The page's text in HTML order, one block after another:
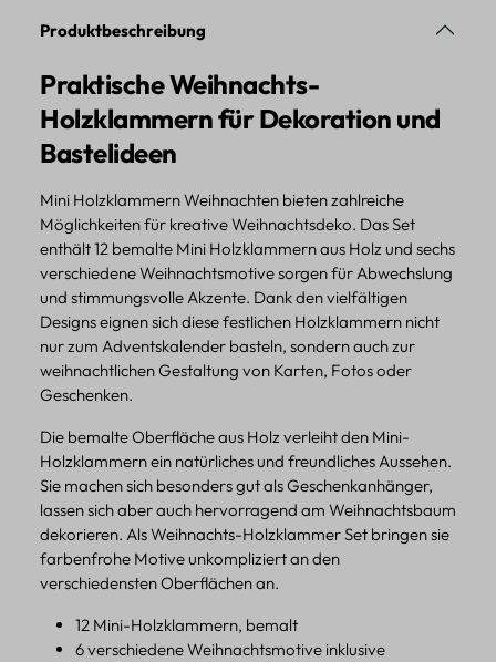
Produktbeschreibung
Praktische Weihnachts-
Holzklammern für Dekoration und
Bastelideen
Mini Holzklammern Weihnachten bieten zahlreiche
Möglichkeiten für kreative Weihnachtsdeko. Das Set
enthält 12 bemalte Mini Holzklammern aus Holz und sechs
verschiedene Weihnachtsmotive sorgen für Abwechslung
und stimmungsvolle Akzente. Dank den vielfältigen
Designs eignen sich diese festlichen Holzklammern nicht
nur zum Adventskalender basteln, sondern auch zur
weihnachtlichen Gestaltung von Karten, Fotos oder
Geschenken.
Die bemalte Oberfläche aus Holz verleiht den Mini-
Holzklammern ein natürliches und freundliches Aussehen.
Sie machen sich besonders gut als Geschenkanhänger,
lassen sich aber auch hervorragend am Weihnachtsbaum
dekorieren. Als Weihnachts-Holzklammer Set bringen sie
farbenfrohe Motive unkompliziert an den
verschiedensten Oberflächen an.
12 Mini-Holzklammern, bemalt
6 verschiedene Weihnachtsmotive inklusive